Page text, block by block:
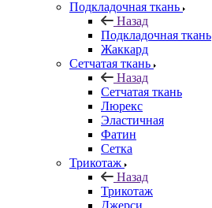
Подкладочная ткань
Назад
Подкладочная ткань
Жаккард
Сетчатая ткань
Назад
Сетчатая ткань
Люрекс
Эластичная
Фатин
Сетка
Трикотаж
Назад
Трикотаж
Джерси